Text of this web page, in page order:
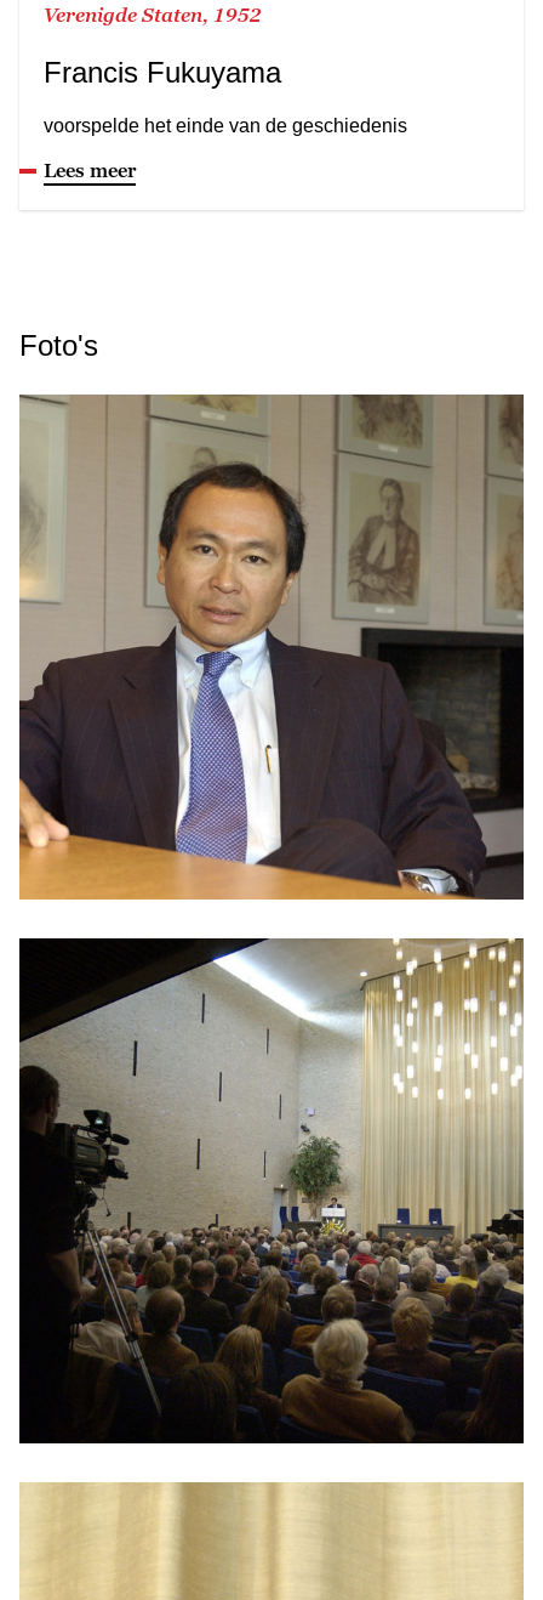
Verenigde Staten, 1952
Francis Fukuyama
voorspelde het einde van de geschiedenis
Lees meer
Foto's